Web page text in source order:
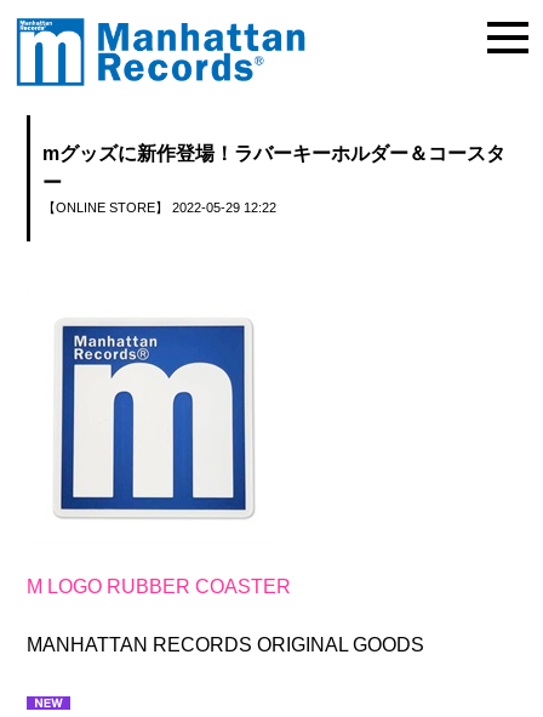
mグッズに新作登場！ラバーキーホルダー＆コースタ
ー
【ONLINE STORE】 2022-05-29 12:22
M LOGO RUBBER COASTER
MANHATTAN RECORDS ORIGINAL GOODS